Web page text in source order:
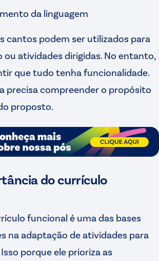
da linguagem
cantos podem ser utilizados para
ou atividades dirigidas. No entanto,
que tudo tenha funcionalidade.
precisa compreender o propósito
proposto.
do currículo
funcional é uma das bases
na adaptação de atividades para
porque ele prioriza as